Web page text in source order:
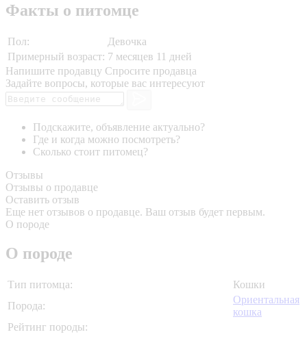
Факты о питомце
Пол:
Девочка
Примерный возраст: 7 месяцев 11 дней
Напишите продавцу Спросите продавца
Задайте вопросы, которые вас интересуют
Подскажите, объявление актуально?
Где и когда можно посмотреть?
Сколько стоит питомец?
Отзывы
Отзывы о продавце
Оставить отзыв
Еще нет отзывов о продавце. Ваш отзыв будет первым.
О породе
О породе
Тип питомца:
Кошки
Порода:
Ориентальная
кошка
Рейтинг породы: